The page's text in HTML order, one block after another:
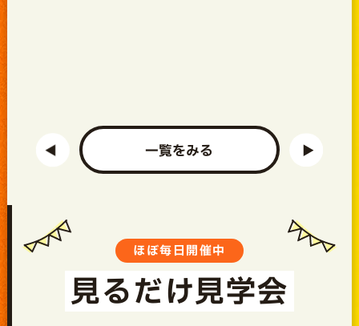
一覧をみる
ほぼ毎日開催中
見るだけ見学会